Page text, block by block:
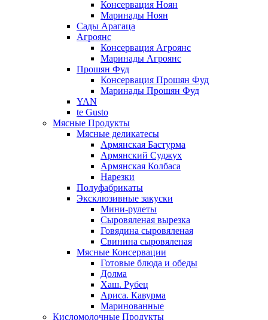
Консервация Ноян
Маринады Ноян
Сады Арагаца
Агроянс
Консервация Агроянс
Маринады Агроянс
Прошян Фуд
Консервация Прошян Фуд
Маринады Прошян Фуд
YAN
te Gusto
Мясные Продукты
Мясные деликатесы
Армянская Бастурма
Армянский Суджух
Армянская Колбаса
Нарезки
Полуфабрикаты
Эксклюзивные закуски
Мини-рулеты
Сыровяленая вырезка
Говядина сыровяленая
Свинина сыровяленая
Мясные Консервации
Готовые блюда и обеды
Долма
Хаш. Рубец
Ариса. Кавурма
Маринованные
Кисломолочные Продукты